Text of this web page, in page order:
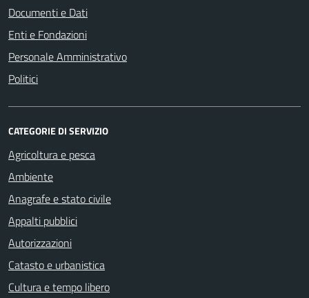
Documenti e Dati
Enti e Fondazioni
Personale Amministrativo
Politici
CATEGORIE DI SERVIZIO
Agricoltura e pesca
Ambiente
Anagrafe e stato civile
Appalti pubblici
Autorizzazioni
Catasto e urbanistica
Cultura e tempo libero